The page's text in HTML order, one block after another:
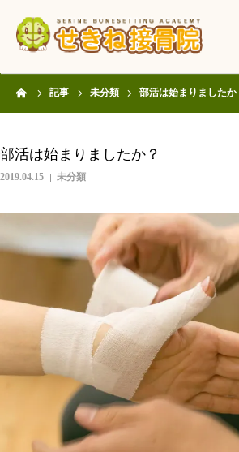
記事 未分類 部活は始まりましたか
部活は始まりましたか？
2019.04.15 未分類
当院について
診療内容
記事
お知らせ
ご予約について